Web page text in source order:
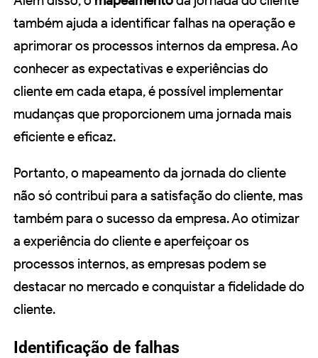
também ajuda a identificar falhas na operação e
aprimorar os processos internos da empresa. Ao
conhecer as expectativas e experiências do
cliente em cada etapa, é possível implementar
mudanças que proporcionem uma jornada mais
eficiente e eficaz.
Portanto, o mapeamento da jornada do cliente
não só contribui para a satisfação do cliente, mas
também para o sucesso da empresa. Ao otimizar
a experiência do cliente e aperfeiçoar os
processos internos, as empresas podem se
destacar no mercado e conquistar a fidelidade do
cliente.
Identificação de falhas